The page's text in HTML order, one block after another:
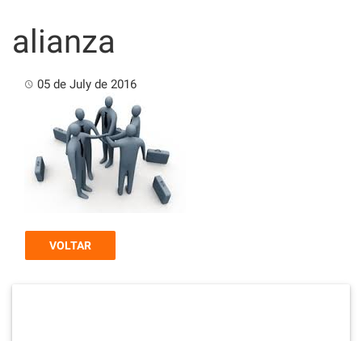
content
alianza
05 de July de 2016
VOLTAR